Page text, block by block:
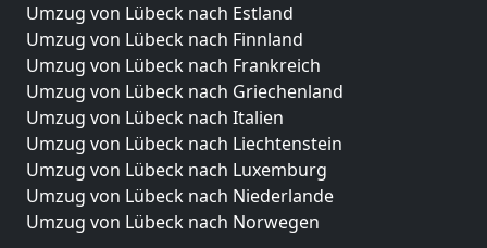
Umzug von Lübeck nach Estland
Umzug von Lübeck nach Finnland
Umzug von Lübeck nach Frankreich
Umzug von Lübeck nach Griechenland
Umzug von Lübeck nach Italien
Umzug von Lübeck nach Liechtenstein
Umzug von Lübeck nach Luxemburg
Umzug von Lübeck nach Niederlande
Umzug von Lübeck nach Norwegen